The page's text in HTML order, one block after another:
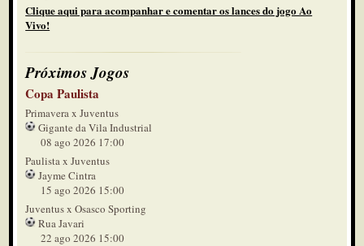
Clique aqui para acompanhar e comentar os lances do jogo Ao
Vivo!
Próximos Jogos
Copa Paulista
Primavera x Juventus
Gigante da Vila Industrial
08 ago 2026 17:00
Paulista x Juventus
Jayme Cintra
15 ago 2026 15:00
Juventus x Osasco Sporting
Rua Javari
22 ago 2026 15:00